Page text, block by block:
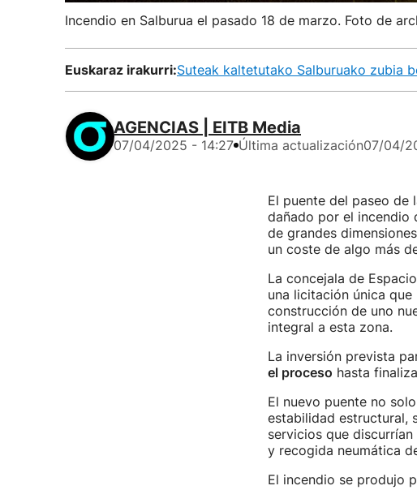
Incendio en Salburua el pasado 18 de marzo. Foto de
Euskaraz irakurri:Suteak kaltetutako Salburuako zubia
AGENCIAS | EITB Media
07/04/2025 - 14:27 Última actualización07/04/
El puente del paseo de
dañado por el incendio
de grandes
un coste de algo más
La concejala de
una licitación única
construcción de uno
integral a esta zona.
La inversión prevista
el proceso hasta
El nuevo puente no
estabilidad estructural,
servicios que
y recogida neumática
El incendio se produjo